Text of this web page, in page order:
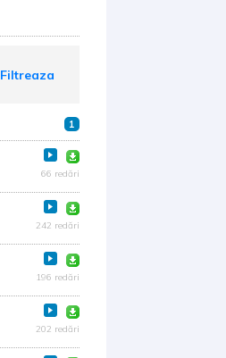
Filtreaza
1
66 redări
242 redări
196 redări
202 redări